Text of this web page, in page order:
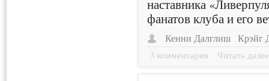
наставника
фанатов клуба и его
Кенни Далглиш Крэйг
3 комментария Читать далее